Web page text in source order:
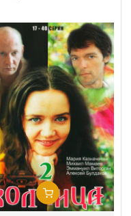
Добавить В Корзину